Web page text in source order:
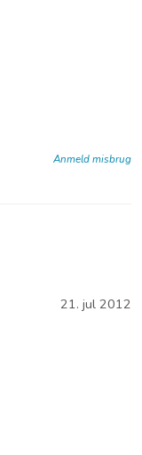
Anmeld misbrug
21. jul 2012